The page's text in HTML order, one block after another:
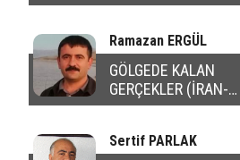
Ramazan ERGÜL
GÖLGEDE KALAN
GERÇEKLER (İRAN-
AMERİKA SAVAŞI)- 2
Sertif PARLAK